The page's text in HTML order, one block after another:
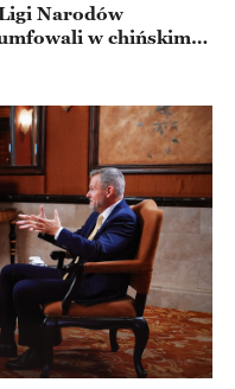
Narodów
w chińskim